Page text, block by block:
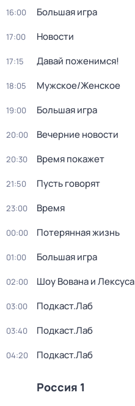
16:00 Большая игра
17:00 Новости
17:15 Давай поженимся!
18:05 Мужское/Женское
19:00 Большая игра
20:00 Вечерние новости
20:30 Время покажет
21:50 Пусть говорят
23:00 Время
00:00 Потерянная жизнь
01:00 Большая игра
02:00 Шоу Вована и Лексуса
03:00 Подкаст.Лаб
03:40 Подкаст.Лаб
04:20 Подкаст.Лаб
Россия 1